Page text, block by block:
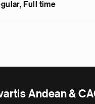
Full time
Andean &